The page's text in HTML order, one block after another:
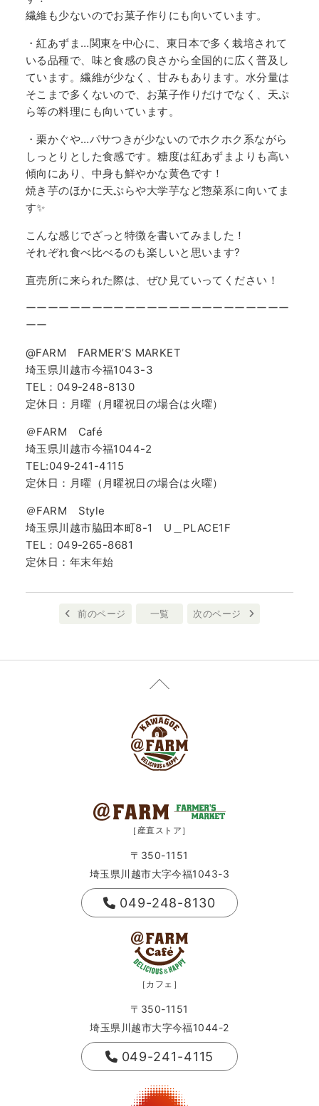
繊維も少ないのでお菓子作りにも向いています。
・紅あずま…関東を中心に、東日本で多く栽培されて
いる品種で、味と食感の良さから全国的に広く普及し
ています。繊維が少なく、甘みもあります。水分量は
そこまで多くないので、お菓子作りだけでなく、天ぷ
ら等の料理にも向いています。
・栗かぐや…パサつきが少ないのでホクホク系ながら
しっとりとした食感です。糖度は紅あずまよりも高い
傾向にあり、中身も鮮やかな黄色です！
焼き芋のほかに天ぷらや大学芋など惣菜系に向いてま
す✨
こんな感じでざっと特徴を書いてみました！
それぞれ食べ比べるのも楽しいと思います?
直売所に来られた際は、ぜひ見ていってください！
ーーーーーーーーーーーーーーーーーーーーーーーー
ーー
@FARM FARMER’S MARKET
埼玉県川越市今福1043-3
TEL：049-248-8130
定休日：月曜（月曜祝日の場合は火曜）
＠FARM Café
埼玉県川越市今福1044-2
TEL:049-241-4115
定休日：月曜（月曜祝日の場合は火曜）
＠FARM Style
埼玉県川越市脇田本町8-1 U＿PLACE1F
TEL：049-265-8681
定休日：年末年始
前のページ 一覧 次のページ
［産直ストア］
〒350-1151
埼玉県川越市大字今福1043-3
049-248-8130
［カフェ］
〒350-1151
埼玉県川越市大字今福1044-2
049-241-4115